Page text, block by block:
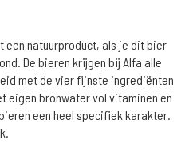
een natuurproduct, als je dit bier
De bieren krijgen bij Alfa alle
met de vier fijnste ingrediënten
eigen bronwater vol vitaminen en
een heel specifiek karakter.